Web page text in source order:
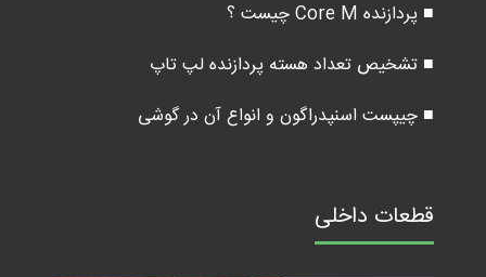
■ پردازنده Core M چیست ؟
■ تشخیص تعداد هسته پردازنده لپ تاپ
■ چیپست اسنپدراگون و انواع آن در گوشی
قطعات داخلی